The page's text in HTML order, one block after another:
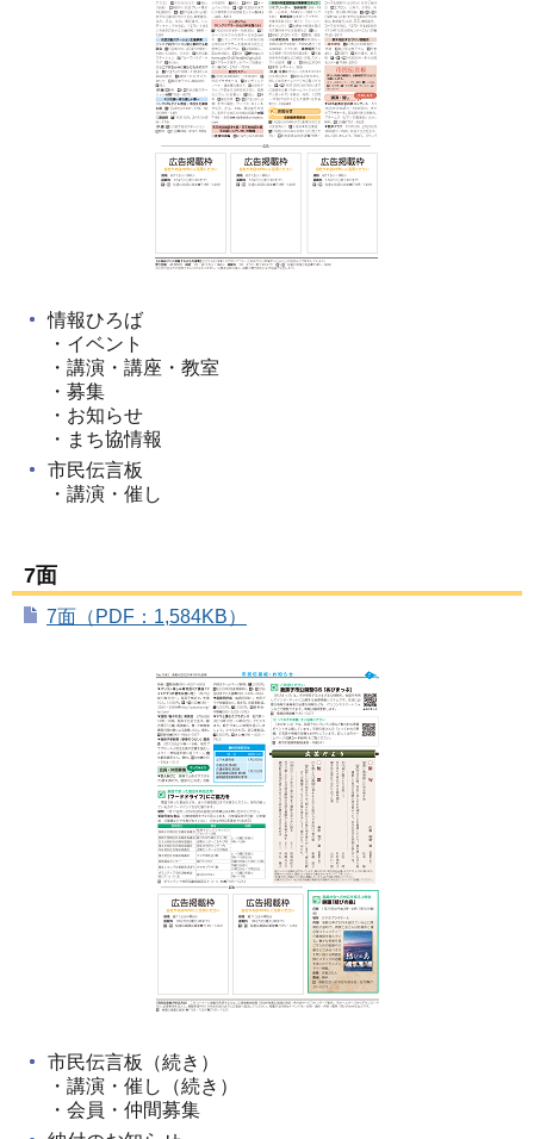
情報ひろば
・イベント
・講演・講座・教室
・募集
・お知らせ
・まち協情報
市民伝言板
・講演・催し
7面
7面（PDF：1,584KB）
市民伝言板（続き）
・講演・催し（続き）
・会員・仲間募集